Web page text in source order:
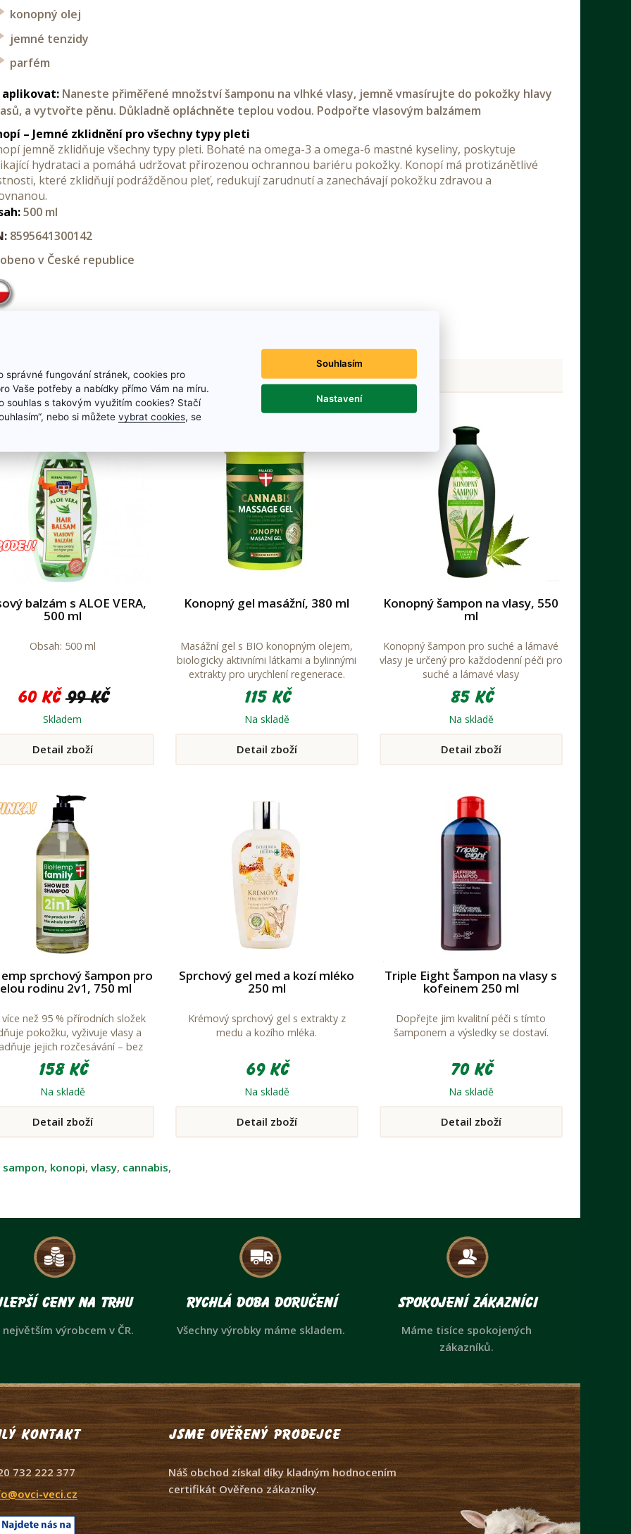
konopný olej
jemné tenzidy
parfém
aplikovat: Naneste přiměřené množství šamponu na vlhké vlasy, jemně vmasírujte do pokožky hlavy
a vytvořte pěnu. Důkladně opláchněte teplou vodou. Podpořte vlasovým balzámem
– Jemné zklidnění pro všechny typy pleti
jemně zklidňuje všechny typy pleti. Bohaté na omega-3 a omega-6 mastné kyseliny, poskytuje
hydrataci a pomáhá udržovat přirozenou ochrannou bariéru pokožky. Konopí má protizánětlivé
které zklidňují podrážděnou pleť, redukují zarudnutí a zanechávají pokožku zdravou a
500 ml
8595641300142
v České republice
by vás zaujmout
balzám s ALOE VERA,
500 ml
Obsah: 500 ml
60 Kč 99 Kč
Skladem
Detail zboží
Konopný gel masážní, 380 ml
Masážní gel s BIO konopným olejem,
biologicky aktivními látkami a bylinnými
extrakty pro urychlení regenerace.
115 Kč
Na skladě
Detail zboží
Konopný šampon na vlasy, 550
ml
Konopný šampon pro suché a lámavé
vlasy je určený pro každodenní péči pro
suché a lámavé vlasy
85 Kč
Na skladě
Detail zboží
sprchový šampon pro
rodinu 2v1, 750 ml
než 95 % přírodních složek
pokožku, vyživuje vlasy a
jejich rozčesávání – bez
slziček a podráždění očí.
158 Kč
Na skladě
Detail zboží
Sprchový gel med a kozí mléko
250 ml
Krémový sprchový gel s extrakty z
medu a kozího mléka.
69 Kč
Na skladě
Detail zboží
Triple Eight Šampon na vlasy s
kofeinem 250 ml
Dopřejte jim kvalitní péči s tímto
šamponem a výsledky se dostaví.
70 Kč
Na skladě
Detail zboží
sampon, konopi, vlasy, cannabis,
ceny na trhu
největším výrobcem v ČR.
Rychlá doba doručení
Všechny výrobky máme skladem.
Spokojení zákazníci
Máme tisíce spokojených
zákazníků.
kontakt
732 222 377
veci.cz
Jsme ověřený prodejce
Náš obchod získal díky kladným hodnocením
certifikát Ověřeno zákazníky.
správné fungování stránek, cookies pro
Vaše potřeby a nabídky přímo Vám na míru.
souhlas s takovým využitím cookies? Stačí
nebo si můžete vybrat cookies, se
Souhlasím
Nastavení